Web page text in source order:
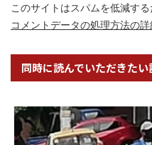
このサイトはスパムを低減す
コメントデータの処理方法の
同時に読んでいただきたい